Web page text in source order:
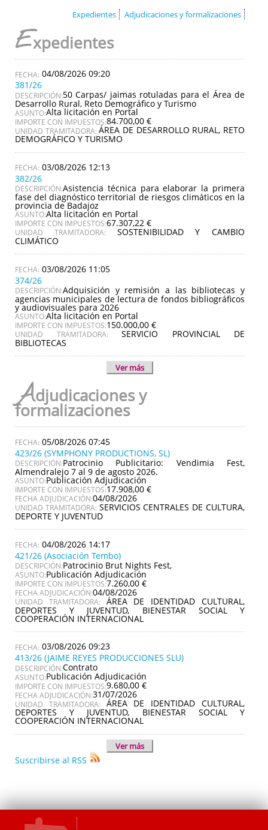
Expedientes Adjudicaciones y formalizaciones
Expedientes
04/08/2026 09:20
381/26
DESCRIPCIÓN:50 Carpas/ jaimas rotuladas para el Área de
Desarrollo Rural, Reto Demográfico y Turismo
ASUNTO:Alta licitación en Portal
IMPORTE CON IMPUESTOS:84.700,00 €
UNIDAD TRAMITADORA:ÁREA DE DESARROLLO RURAL, RETO
DEMOGRÁFICO Y TURISMO
03/08/2026 12:13
382/26
DESCRIPCIÓN:Asistencia técnica para elaborar la primera
fase del diagnóstico territorial de riesgos climáticos en la
provincia de Badajoz
ASUNTO:Alta licitación en Portal
IMPORTE CON IMPUESTOS:67.307,22 €
UNIDAD TRAMITADORA: SOSTENIBILIDAD Y CAMBIO
CLIMÁTICO
03/08/2026 11:05
374/26
DESCRIPCIÓN:Adquisición y remisión a las bibliotecas y
agencias municipales de lectura de fondos bibliográficos
y audiovisuales para 2026
ASUNTO:Alta licitación en Portal
IMPORTE CON IMPUESTOS:150.000,00 €
UNIDAD TRAMITADORA:SERVICIO PROVINCIAL DE
BIBLIOTECAS
Ver más
Adjudicaciones y
formalizaciones
05/08/2026 07:45
423/26 (SYMPHONY PRODUCTIONS, SL)
DESCRIPCIÓN:Patrocinio Publicitario: Vendimia Fest,
Almendralejo 7 al 9 de agosto 2026.
ASUNTO:Publicación Adjudicación
IMPORTE CON IMPUESTOS:17.908,00 €
FECHA ADJUDICACIÓN:04/08/2026
UNIDAD TRAMITADORA: SERVICIOS CENTRALES DE CULTURA,
DEPORTE Y JUVENTUD
04/08/2026 14:17
421/26 (Asociación Tembo)
DESCRIPCIÓN:Patrocinio Brut Nights Fest,
ASUNTO:Publicación Adjudicación
IMPORTE CON IMPUESTOS:7.260,00 €
FECHA ADJUDICACIÓN:04/08/2026
UNIDAD TRAMITADORA: ÁREA DE IDENTIDAD CULTURAL,
DEPORTES Y JUVENTUD, BIENESTAR SOCIAL Y
COOPERACIÓN INTERNACIONAL
03/08/2026 09:23
413/26 (JAIME REYES PRODUCCIONES SLU)
DESCRIPCIÓN:Contrato
ASUNTO:Publicación Adjudicación
IMPORTE CON IMPUESTOS:9.680,00 €
FECHA ADJUDICACIÓN:31/07/2026
UNIDAD TRAMITADORA: ÁREA DE IDENTIDAD CULTURAL,
DEPORTES Y JUVENTUD, BIENESTAR SOCIAL Y
COOPERACIÓN INTERNACIONAL
Ver más
Suscribirse al RSS